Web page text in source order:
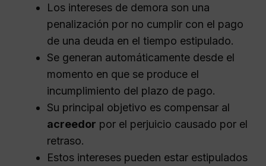
Los intereses de demora son una
penalización por no cumplir con el pago
de una deuda en el tiempo estipulado.
Se generan automáticamente desde el
momento en que se produce el
incumplimiento del plazo de pago.
Su principal objetivo es compensar al
acreedor por el perjuicio causado por el
retraso.
Estos intereses pueden estar estipulados